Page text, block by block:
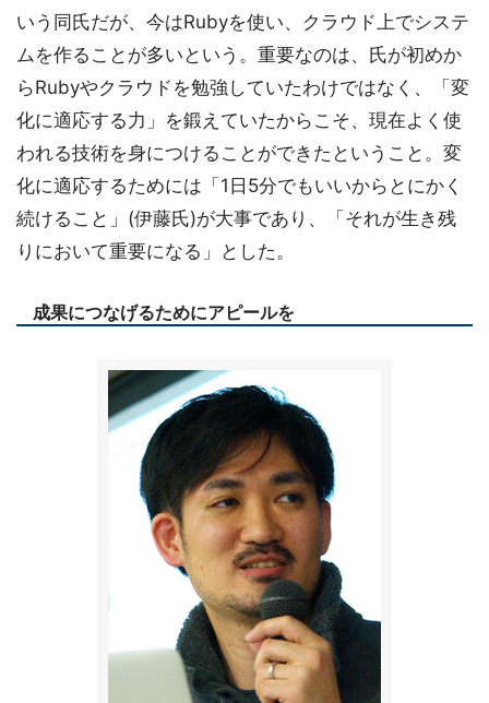
いう同氏だが、今はRubyを使い、クラウド上でシステ
ムを作ることが多いという。重要なのは、氏が初めか
らRubyやクラウドを勉強していたわけではなく、「変
化に適応する力」を鍛えていたからこそ、現在よく使
われる技術を身につけることができたということ。変
化に適応するためには「1日5分でもいいからとにかく
続けること」(伊藤氏)が大事であり、「それが生き残
りにおいて重要になる」とした。
成果につなげるためにアピールを